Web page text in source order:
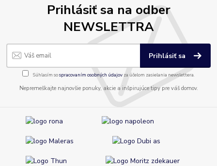
Prihlásiť sa na odber
NEWSLETTRA
Prihlásiť sa
Súhlasím sospracovaním osobných údajov za účelom zasielania newslettera.
Nepremeškajte najnovšie ponuky, akcie a inšpirujúce tipy pre váš domov.